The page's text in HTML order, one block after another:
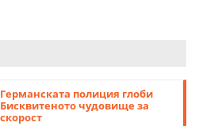
Германската полиция глоби
Бисквитеното чудовище за
скорост